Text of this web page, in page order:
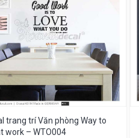
trang trí Văn phòng Way to
work – WTO004